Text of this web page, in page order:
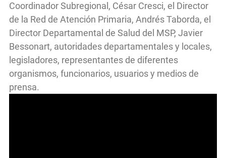
Coordinador Subregional, César Cresci, el Director
de la Red de Atención Primaria, Andrés Taborda, el
Director Departamental de Salud del MSP, Javier
Bessonart, autoridades departamentales y locales,
legisladores, representantes de diferentes
organismos, funcionarios, usuarios y medios de
prensa.